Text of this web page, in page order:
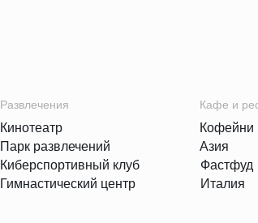
Развлечения
Кинотеатр
Парк развлечений
Киберспортивный клуб
Гимнастический центр
Кафе и
Кофейни
Фастфуд
Италия
Азия